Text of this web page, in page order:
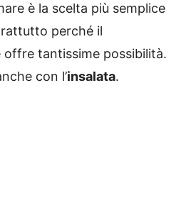
è la scelta più semplice
perché il
offre tantissime possibilità.
con l’insalata.